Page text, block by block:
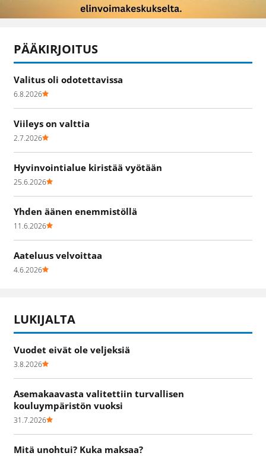
PÄÄKIRJOITUS
Valitus oli odotettavissa
6.8.2026
Viileys on valttia
2.7.2026
Hyvinvointialue kiristää vyötään
25.6.2026
Yhden äänen enemmistöllä
11.6.2026
Aateluus velvoittaa
4.6.2026
LUKIJALTA
Vuodet eivät ole veljeksiä
3.8.2026
Asemakaavasta valitettiin turvallisen
kouluympäristön vuoksi
31.7.2026
Mitä unohtui? Kuka maksaa?